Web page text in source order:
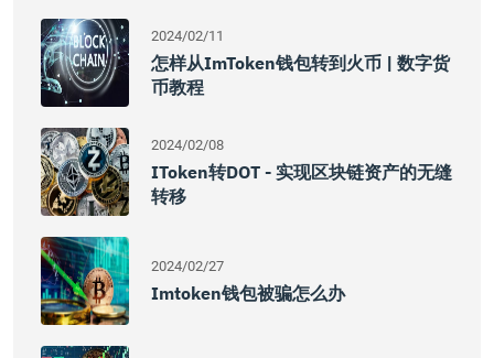
2024/02/11
怎样从imToken钱包转到火币 | 数字货
币教程
2024/02/08
IToken转DOT - 实现区块链资产的无缝
转移
2024/02/27
Imtoken钱包被骗怎么办